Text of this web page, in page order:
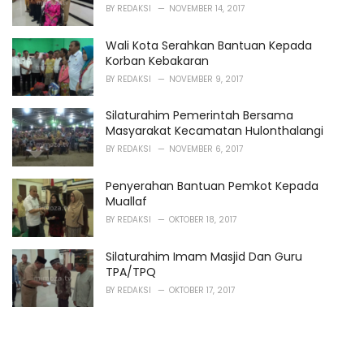
BY REDAKSI NOVEMBER 14, 2017
Wali Kota Serahkan Bantuan Kepada
Korban Kebakaran
BY REDAKSI NOVEMBER 9, 2017
Silaturahim Pemerintah Bersama
Masyarakat Kecamatan Hulonthalangi
BY REDAKSI NOVEMBER 6, 2017
Penyerahan Bantuan Pemkot Kepada
Muallaf
BY REDAKSI OKTOBER 18, 2017
Silaturahim Imam Masjid Dan Guru
TPA/TPQ
BY REDAKSI OKTOBER 17, 2017